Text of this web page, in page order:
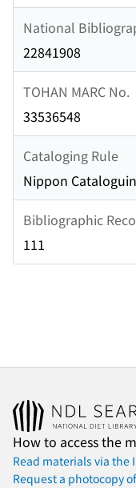
National
22841908
TOHAN MARC No.
33536548
Cataloging Rule
Nippon
Bibliographic
111
How to access the
Read materials via the
Request a photocopy